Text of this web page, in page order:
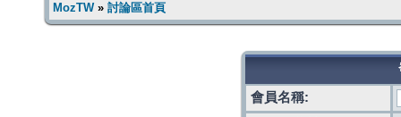
MozTW» 討論區首頁
會員名稱: